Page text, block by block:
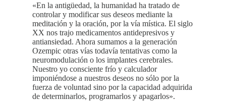
«En la antigüedad, la humanidad ha tratado de
controlar y modificar sus deseos mediante la
meditación y la oración, por la vía mística. El siglo
XX nos trajo medicamentos antidepresivos y
antiansiedad. Ahora sumamos a la generación
Ozempic otras vías todavía tentativas como la
neuromodulación o los implantes cerebrales.
Nuestro yo consciente frío y calculador
imponiéndose a nuestros deseos no sólo por la
fuerza de voluntad sino por la capacidad adquirida
de determinarlos, programarlos y apagarlos».